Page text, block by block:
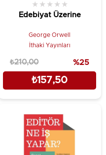
Edebiyat Üzerine
★ ★ ★ ★ ★
George Orwell
İthaki Yayınları
₺157,50
₺210,00 %25